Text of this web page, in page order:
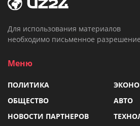
Для использования материалов
необходимо письменное
Меню
ПОЛИТИКА
ОБЩЕСТВО
АВТО
НОВОСТИ ПАРТНЕРОВ